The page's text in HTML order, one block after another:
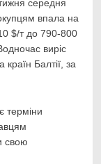
середня
впала на
$/т до 790-800
виріс
країн Балтії, за
терміни
свою